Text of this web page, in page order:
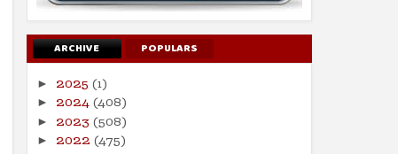
ARCHIVE POPULARS
► 2025 (1)
► 2024(408)
► 2023 (508)
► 2022 (475)